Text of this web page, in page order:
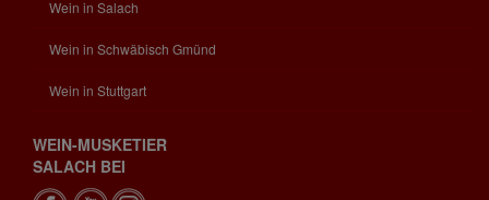
Wein in Salach
Wein in Schwäbisch Gmünd
Wein in Stuttgart
WEIN-MUSKETIER
SALACH BEI